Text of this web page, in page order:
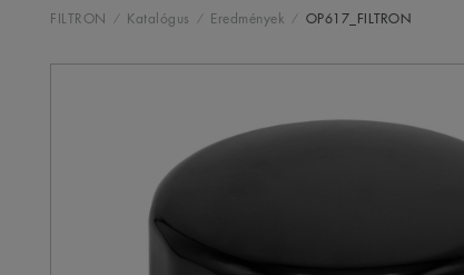
FILTRON Katalógus Eredmények OP617_FILTRON